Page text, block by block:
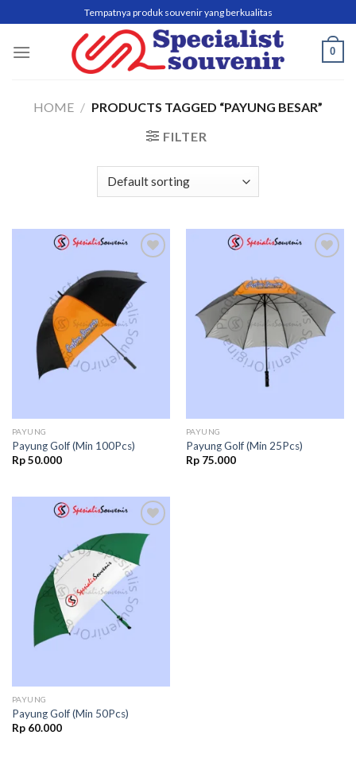
to
content
Tempatnya produk souvenir yang berkualitas
0
HOME / PRODUCTS TAGGED “PAYUNG BESAR”
FILTER
Add to
wishlist
PAYUNG
Payung Golf (Min 100Pcs)
Rp50.000
Add to
wishlist
PAYUNG
Payung Golf (Min 25Pcs)
Rp75.000
Add to
wishlist
PAYUNG
Payung Golf (Min 50Pcs)
Rp60.000